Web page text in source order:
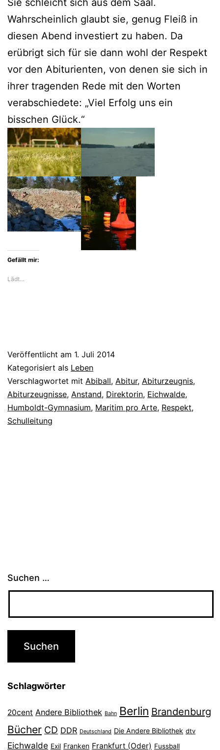
Sie schleicht sich aus dem Saal.
Wahrscheinlich glaubt sie, genug Fleiß in
diesen Abend investiert zu haben. Da
erübrigt sich für sie dann wohl der Respekt
vor den Abiturienten, von denen sie sich in
ihrer tragenden Rede mit den Worten
verabschiedete: „Viel Erfolg uns ein
bisschen Glück.“
Gefällt mir:
Lädt…
Veröffentlicht am 1. Juli 2014
Kategorisiert als Leben
Verschlagwortet mit Abiball, Abitur, Abiturzeugnis,
Abiturzeugnisse, Anstand, Direktorin, Eichwalde,
Humboldt-Gymnasium, Maritim pro Arte, Respekt,
Schulleitung
Suchen …
Schlagwörter
20cent Andere Bibliothek Bahn Berlin Brandenburg
Bücher CD DDR Deutschland Die Andere Bibliothek dtv
Eichwalde Exil Franken Frankfurt (Oder) Fussball